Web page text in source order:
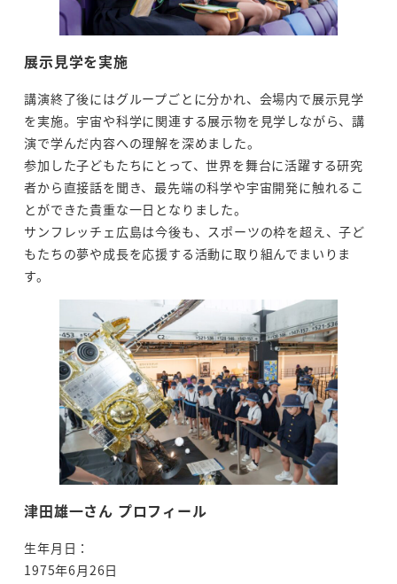
展示見学を実施
講演終了後にはグループごとに分かれ、会場内で展示見学
を実施。宇宙や科学に関連する展示物を見学しながら、講
演で学んだ内容への理解を深めました。
参加した子どもたちにとって、世界を舞台に活躍する研究
者から直接話を聞き、最先端の科学や宇宙開発に触れるこ
とができた貴重な一日となりました。
サンフレッチェ広島は今後も、スポーツの枠を超え、子ど
もたちの夢や成長を応援する活動に取り組んでまいりま
す。
津田雄一さん プロフィール
生年月日：
1975年6月26日